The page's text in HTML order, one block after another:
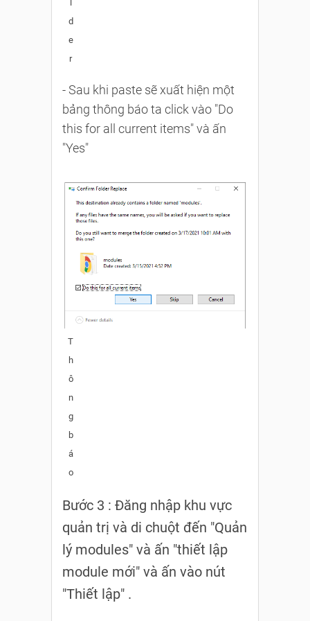
l
d
e
r
- Sau khi paste sẽ xuất hiện một
bảng thông báo ta click vào "Do
this for all current items" và ấn
"Yes"
T
h
ô
n
g
b
á
o
Bước 3 : Đăng nhập khu vực
quản trị và di chuột đến "Quản
lý modules" và ấn "thiết lập
module mới" và ấn vào nút
"Thiết lập" .